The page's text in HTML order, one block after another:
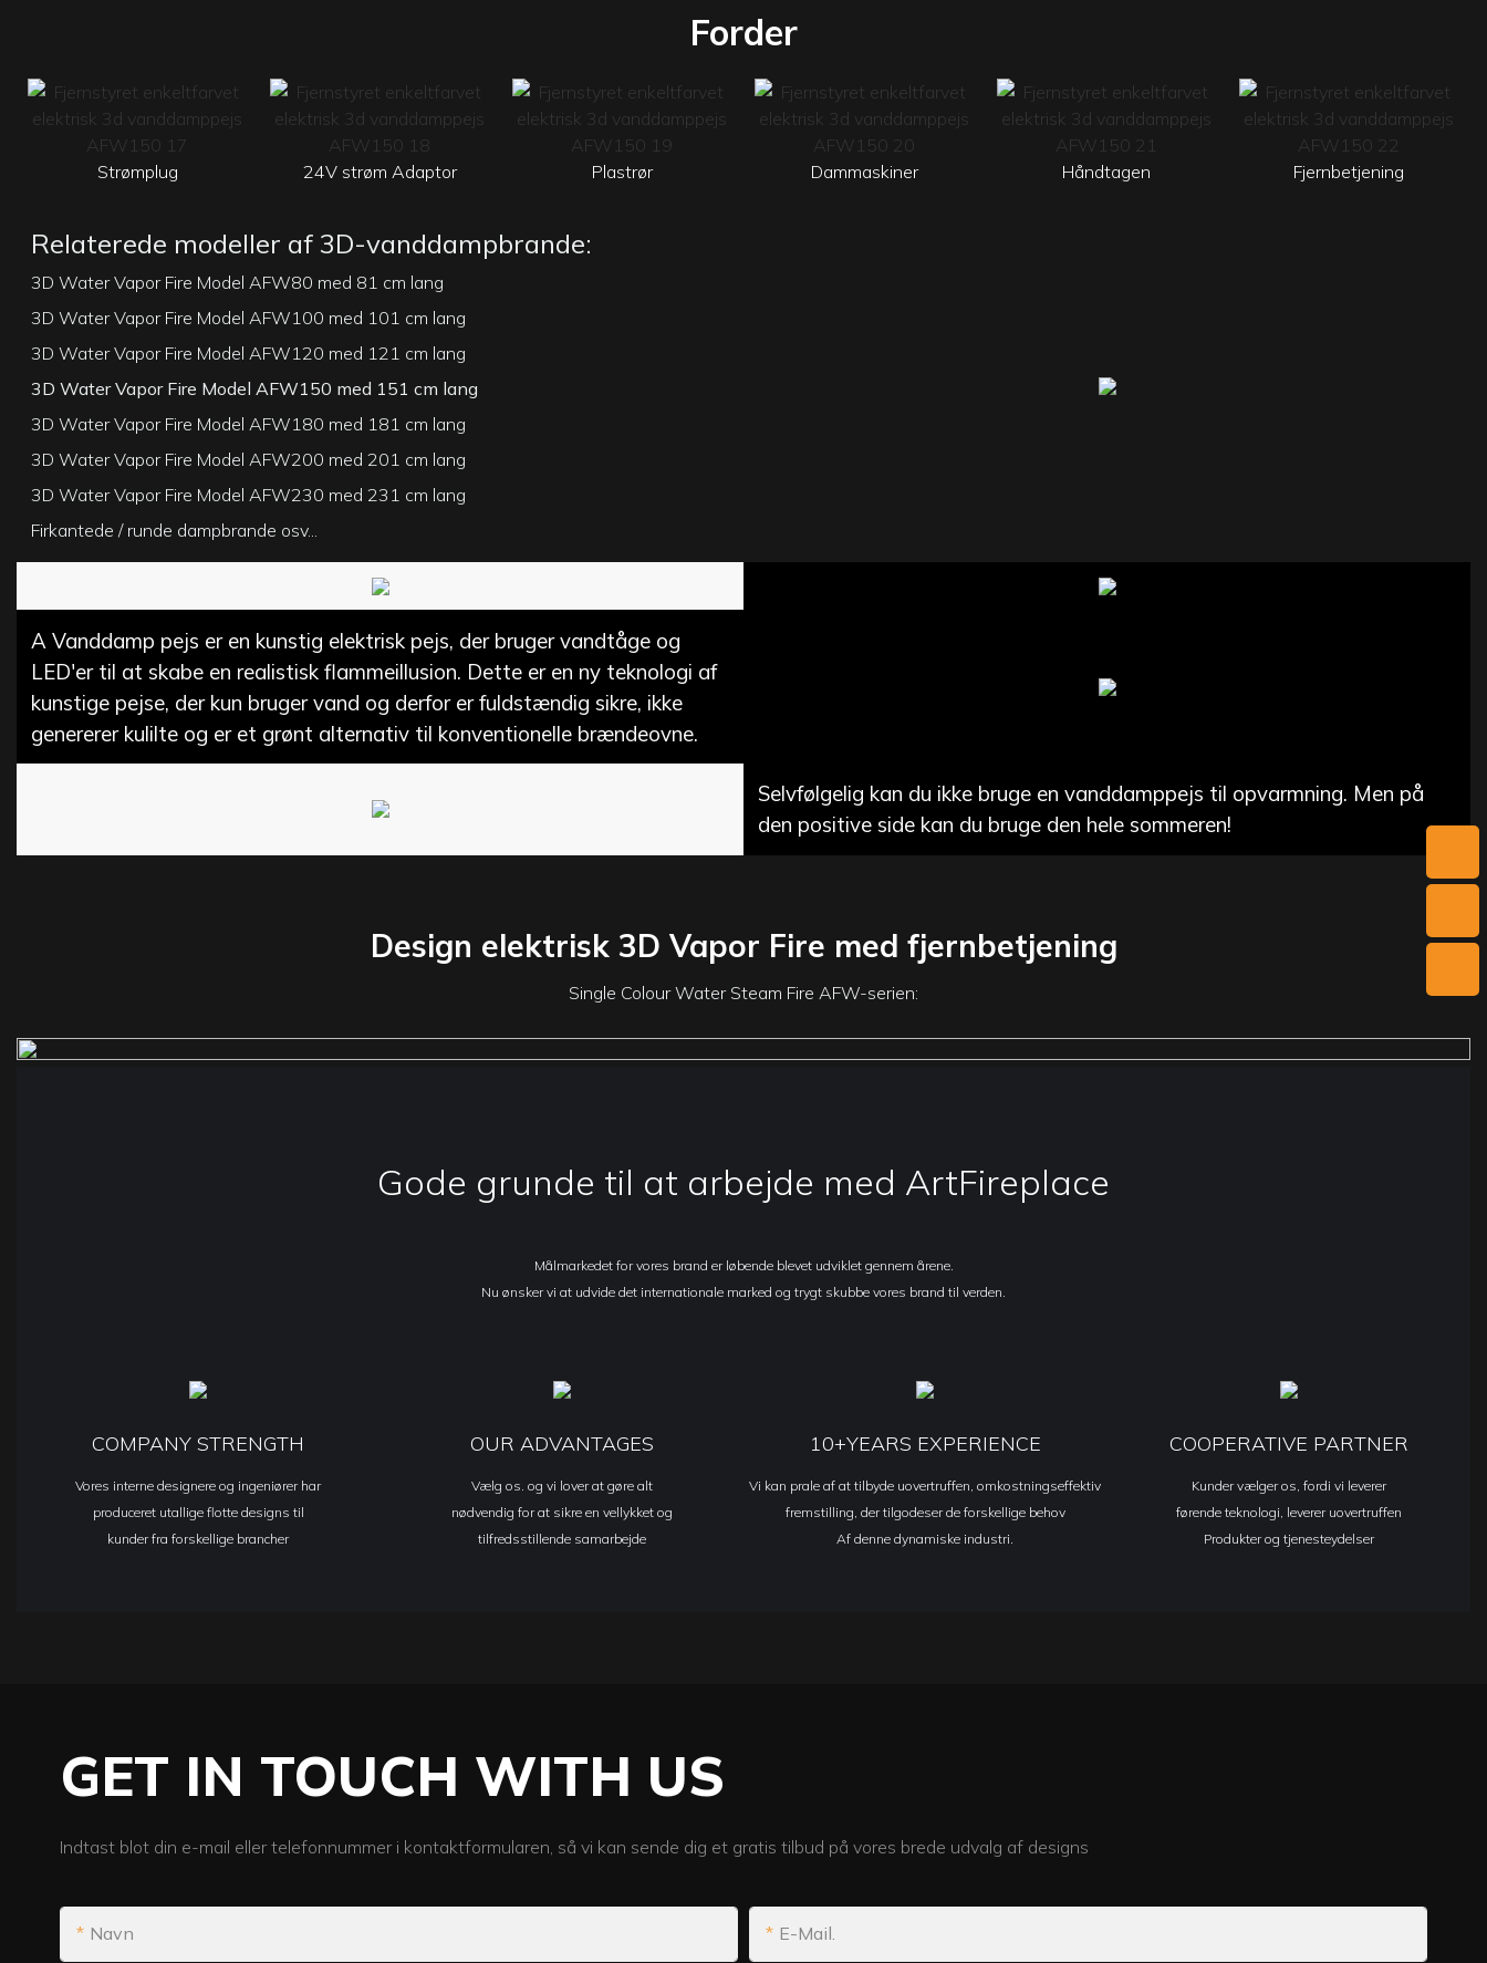
Forder
Strømplug 24V strøm Adaptor Plastrør Dammaskiner Håndtagen Fjernbetjening
Relaterede modeller af 3D-vanddampbrande:
3D Water Vapor Fire Model AFW80 med 81 cm lang
3D Water Vapor Fire Model AFW100 med 101 cm lang
3D Water Vapor Fire Model AFW120 med 121 cm lang
3D Water Vapor Fire Model AFW150 med 151 cm lang
3D Water Vapor Fire Model AFW180 med 181 cm lang
3D Water Vapor Fire Model AFW200 med 201 cm lang
3D Water Vapor Fire Model AFW230 med 231 cm lang
Firkantede / runde dampbrande osv...
AVanddamp pejs er en kunstig elektrisk pejs, der bruger vandtåge og
LED'er til at skabe en realistisk flammeillusion. Dette er en ny teknologi af
kunstige pejse, der kun bruger vand og derfor er fuldstændig sikre, ikke
genererer kulilte og er et grønt alternativ til konventionelle brændeovne.
Selvfølgelig kan du ikke bruge en vanddamppejs til opvarmning. Men på
den positive side kan du bruge den hele sommeren!
Design elektrisk 3D Vapor Fire med fjernbetjening
Single Colour Water Steam Fire AFW-serien:
Gode ​​grunde til at arbejde med ArtFireplace
Målmarkedet for vores brand er løbende blevet udviklet gennem årene.
Nu ønsker vi at udvide det internationale marked og trygt skubbe vores brand til verden.
COMPANY STRENGTH
Vores interne designere og ingeniører har
produceret utallige flotte designs til
kunder fra forskellige brancher
OUR ADVANTAGES
Vælg os. og vi lover at gøre alt
nødvendig for at sikre en vellykket og
tilfredsstillende samarbejde
10+YEARS EXPERIENCE
Vi kan prale af at tilbyde uovertruffen, omkostningseffektiv
fremstilling, der tilgodeser de forskellige behov
Af denne dynamiske industri.
COOPERATIVE PARTNER
Kunder vælger os, fordi vi leverer
førende teknologi, leverer uovertruffen
Produkter og tjenesteydelser
GET IN TOUCH WITH US
Indtast blot din e-mail eller telefonnummer i kontaktformularen, så vi kan sende dig et gratis tilbud på vores brede udvalg af designs
Navn E-Mail.